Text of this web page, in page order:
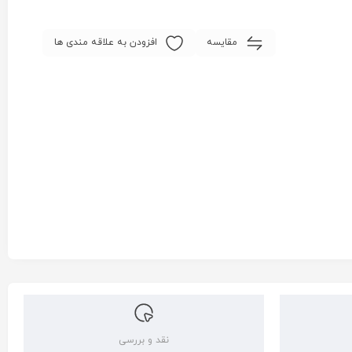
مقایسه افزودن به علاقه مندی ها
نقد و بررسی